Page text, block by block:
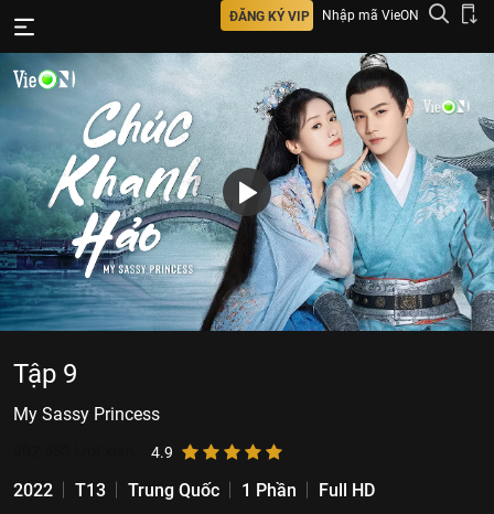
ĐĂNG KÝ VIP Nhập mã VieON
Tập 9
My Sassy Princess
4.9
2022 T13 Trung Quốc 1 Phần
Full HD